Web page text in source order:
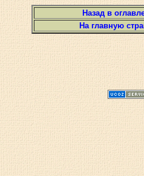
Назад в
На главную